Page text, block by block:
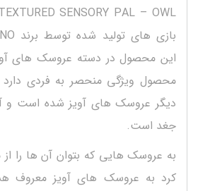
این محصول در دسته عروسک های
محصول ویژگی منحصر به فردی دارد
دیگر عروسک های آویز شده است
جغد است.
به عروسک هایی که بتوان آن ها را
کرد به عروسک های آویز معروف